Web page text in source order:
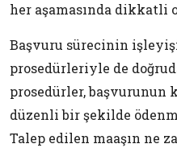
her aşamasında dikkatli
Başvuru sürecinin
prosedürleriyle de
prosedürler, başvurunun
düzenli bir şekilde
Talep edilen maaşın ne